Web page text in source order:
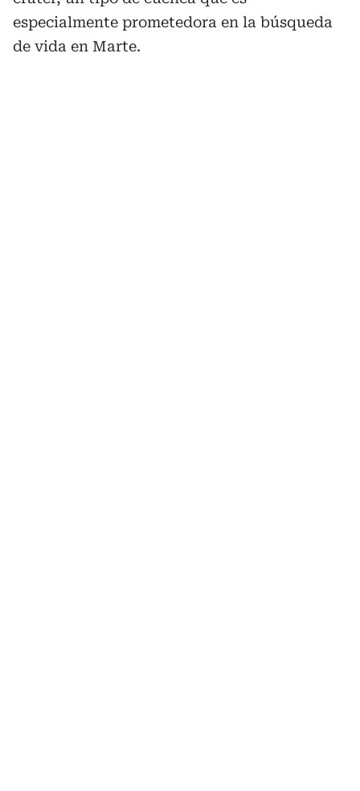
especialmente prometedora en la búsqueda
de vida en Marte.